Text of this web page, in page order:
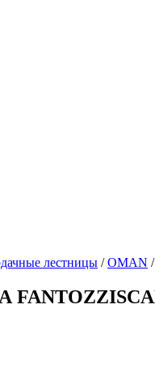
лестницы / OMAN /